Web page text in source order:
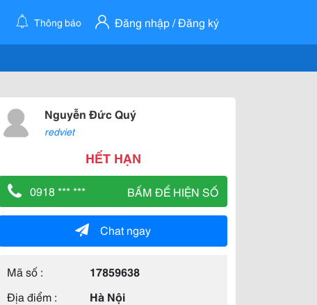
Thông báo Đăng nhập / Đăng ký
Nguyễn Đức Quý
redviet
HẾT HẠN
0918 *** *** BẤM ĐỂ HIỆN SỐ
Chat ngay
Mã số :
17859638
Địa điểm :
Hà Nội